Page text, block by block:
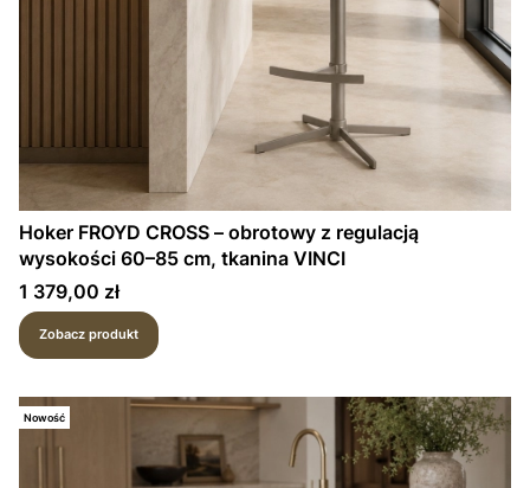
Hoker FROYD CROSS – obrotowy z regulacją
wysokości 60–85 cm, tkanina VINCI
Cena
1 379,00 zł
Zobacz produkt
Nowość